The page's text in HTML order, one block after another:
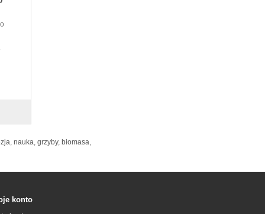
, nauka, grzyby, biomasa,
konto